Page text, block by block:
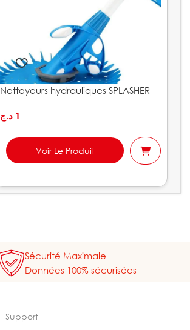
Nettoyeurs hydrauliques SPLASHER
1 د.ج
Voir Le Produit
Sécurité Maximale
Données 100% sécurisées
Support